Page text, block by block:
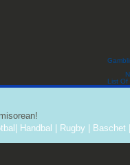
List Of
Handbal | Rugby |